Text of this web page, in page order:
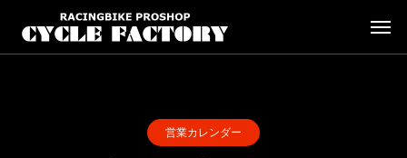
営業カレンダー